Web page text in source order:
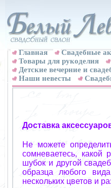
Главная
Свадебные
Товары для рукоделия
Детские вечерние и
Наши невесты
Доставка
Не можете
сомневаетесь, какой
шубок и другой
образца любого
нескольких цветов и